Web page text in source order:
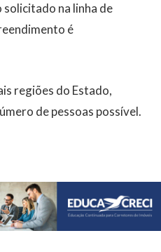
na linha de
é
regiões do Estado,
de pessoas possível.